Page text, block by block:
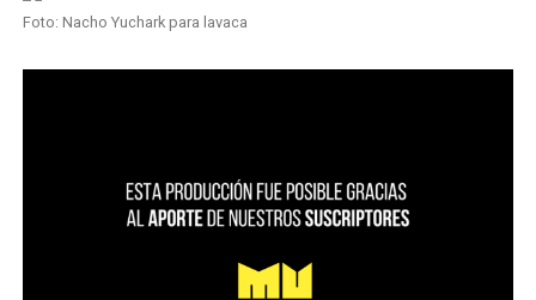
Foto: Nacho Yuchark para lavaca